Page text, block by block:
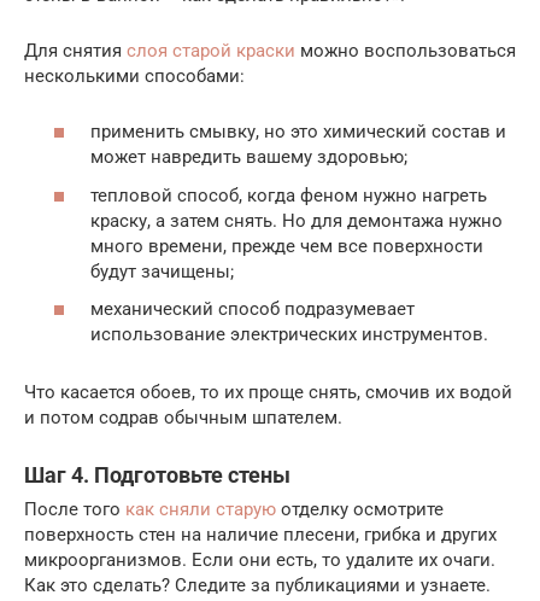
Для снятия слоя старой краски можно воспользоваться
несколькими способами:
применить смывку, но это химический состав и
может навредить вашему здоровью;
тепловой способ, когда феном нужно нагреть
краску, а затем снять. Но для демонтажа нужно
много времени, прежде чем все поверхности
будут зачищены;
механический способ подразумевает
использование электрических инструментов.
Что касается обоев, то их проще снять, смочив их водой
и потом содрав обычным шпателем.
Шаг 4. Подготовьте стены
После того как сняли старую отделку осмотрите
поверхность стен на наличие плесени, грибка и других
микроорганизмов. Если они есть, то удалите их очаги.
Как это сделать? Следите за публикациями и узнаете.